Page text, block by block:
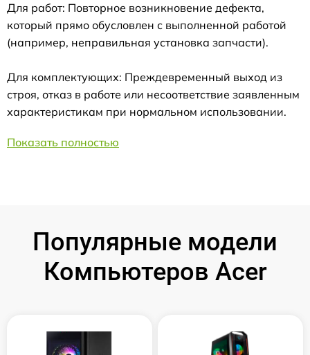
Для работ: Повторное возникновение дефекта,
который прямо обусловлен с выполненной работой
(например, неправильная установка запчасти).
Для комплектующих: Преждевременный выход из
строя, отказ в работе или несоответствие заявленным
характеристикам при нормальном использовании.
Показать полностью
Популярные модели
Компьютеров Acer